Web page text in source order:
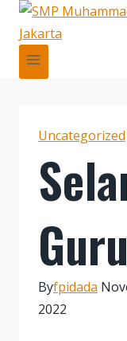
Skip
content
Uncategorized
Byfpidada
2022